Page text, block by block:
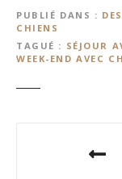
PUBLIÉ DANS
CHIENS
TAGUÉ
SÉJOUR
WEEK-END AVEC